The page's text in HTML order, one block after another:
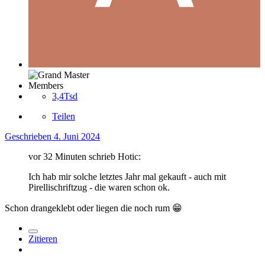
Members
3,4Tsd
Teilen
Geschrieben 4. Juni 2024
vor 32 Minuten schrieb Hotic:
Ich hab mir solche letztes Jahr mal gekauft - auch mit
Pirellischriftzug - die waren schon ok.
Schon drangeklebt oder liegen die noch rum 😁
Zitieren